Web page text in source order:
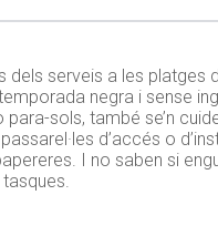
dels serveis a les platges
negra i sense
para-sols, també se’n
passarel·les d’accés o
I no saben si